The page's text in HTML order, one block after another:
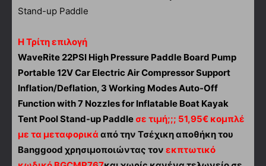
Η Τρίτη επιλογή
WaveRite 22PSI High Pressure Paddle Board Pump
Portable 12V Car Electric Air Compressor Support
Inflation/Deflation, 3 Working Modes Auto-Off
Function with 7 Nozzles for Inflatable Boat Kayak
Tent Pool Stand-up Paddle σε τιμή;;; 51,95€ κομπλέ
με τα μεταφορικά από την Τσέχικη αποθήκη του
Banggood χρησιμοποιώντας τον εκπτωτικό